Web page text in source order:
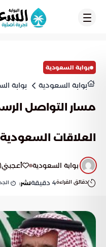
بوابة السعودية
بوابة السعودية بوابة
مسار التواصل
العلاقات السعودية
بوابة السعودية أعجبني(
دقائق القراءة4 دقيقةنشر: